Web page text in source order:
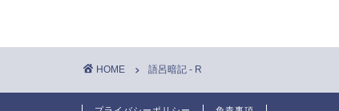
HOME 語呂暗記 - R